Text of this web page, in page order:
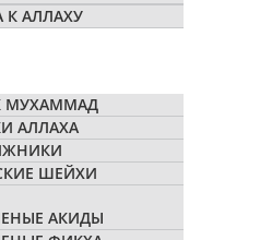
К АЛЛАХУ
МУХАММАД
АЛЛАХА
ШЕЙХИ
АКИДЫ